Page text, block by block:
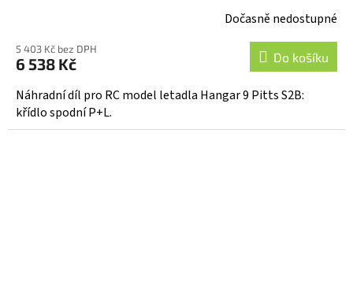
Dočasně nedostupné
5 403 Kč bez DPH
6 538 Kč Do košíku
Náhradní díl pro RC model letadla Hangar 9 Pitts S2B:
křídlo spodní P+L.